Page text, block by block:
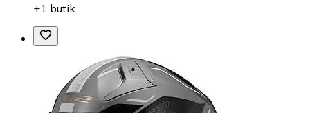
+1 butik